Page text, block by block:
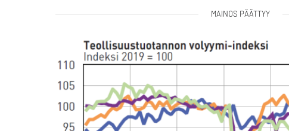
MAINOS PÄÄTTYY